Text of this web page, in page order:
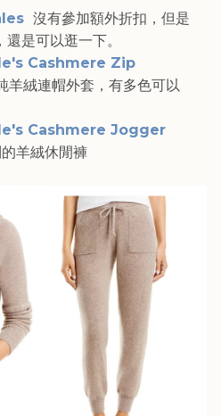
沒有參加額外折扣，但是
是可以逛一下。
Cashmere Zip
羊絨連帽外套，有多色可以
Cashmere Jogger
羊絨休閒褲